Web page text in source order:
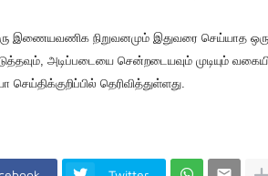
இணையவணிக நிறுவனமும் இதுவரை செய்யாத
அடிப்படையை சென்றடையவும் முடியும்
தெரிவித்துள்ளது.